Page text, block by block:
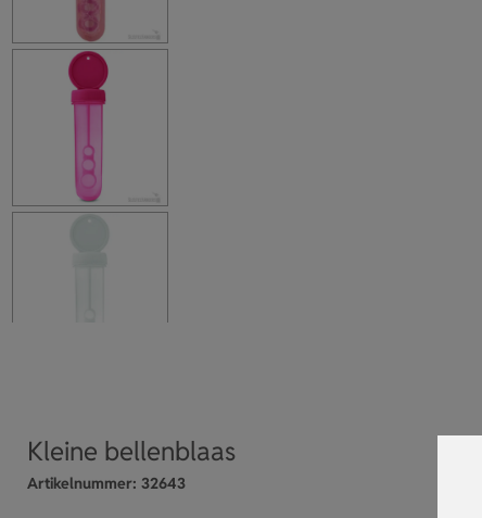
Kleine bellenblaas
Artikelnummer: 32643